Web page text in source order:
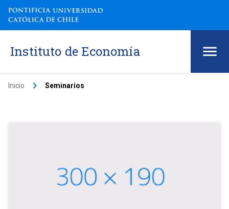
Instituto de Economía
Inicio keyboard_arrow_right Seminarios